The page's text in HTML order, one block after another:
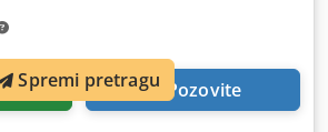
cijeni Pozovite
Spremi pretragu